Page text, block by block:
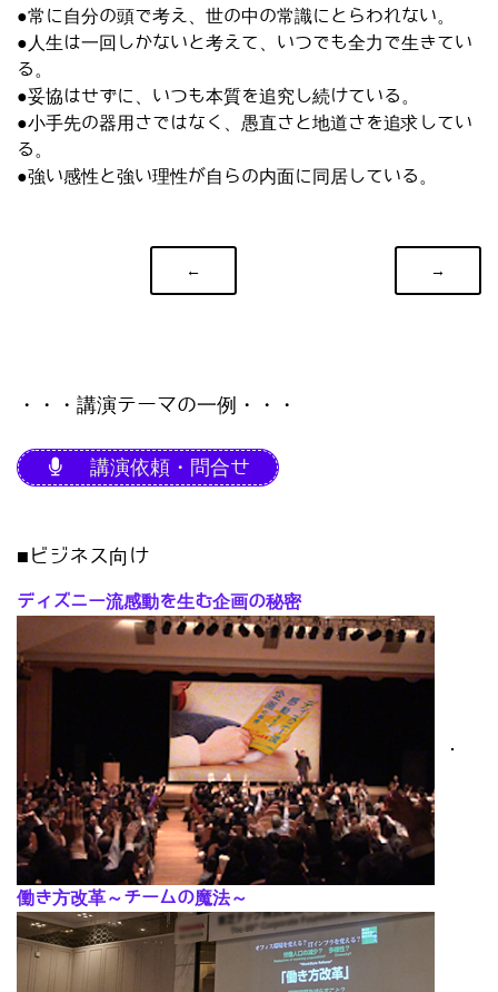
●常に自分の頭で考え、世の中の常識にとらわれない。
●人生は一回しかないと考えて、いつでも全力で生きてい
る。
●妥協はせずに、いつも本質を追究し続けている。
●小手先の器用さではなく、愚直さと地道さを追求してい
る。
●強い感性と強い理性が自らの内面に同居している。
← →
・・・講演テーマの一例・・・
講演依頼・問合せ
■ビジネス向け
ディズニー流感動を生む企画の秘密
･
働き方改革～チームの魔法～